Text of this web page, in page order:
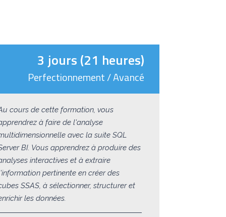
3 jours (21 heures)
Perfectionnement / Avancé
cours de cette formation, vous
à faire de l'analyse
avec la suite SQL
BI. Vous apprendrez à produire des
interactives et à extraire
pertinente en créer des
SSAS, à sélectionner, structurer et
les données.